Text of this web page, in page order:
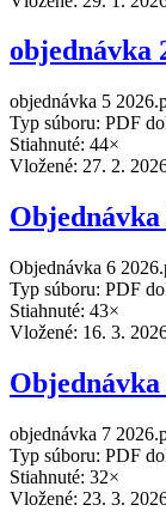
objednávka
objednávka 5
Typ súboru: PDF
Stiahnuté: 44×
Vložené: 27. 2.
Objednávka
Objednávka 6
Typ súboru: PDF
Stiahnuté: 43×
Vložené: 16. 3.
Objednávka
objednávka 7
Typ súboru: PDF
Stiahnuté: 32×
Vložené: 23. 3.